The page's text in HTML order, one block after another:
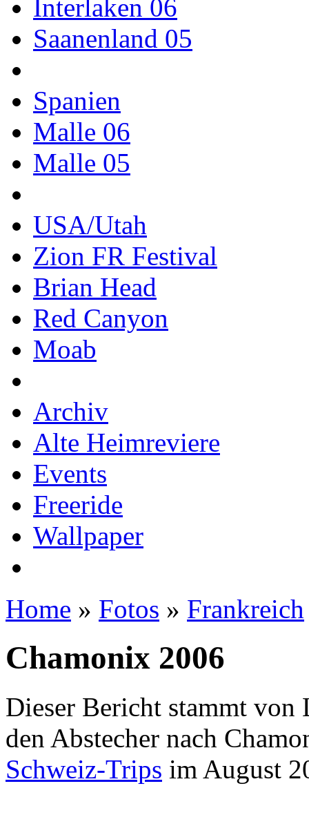
Interlaken 06
Saanenland 05
Spanien
Malle 06
Malle 05
USA/Utah
Zion FR Festival
Brian Head
Red Canyon
Moab
Archiv
Alte Heimreviere
Events
Freeride
Wallpaper
Home » Fotos » Frankreich
Chamonix 2006
Dieser Bericht stammt von
den Abstecher nach
Schweiz-Trips im August